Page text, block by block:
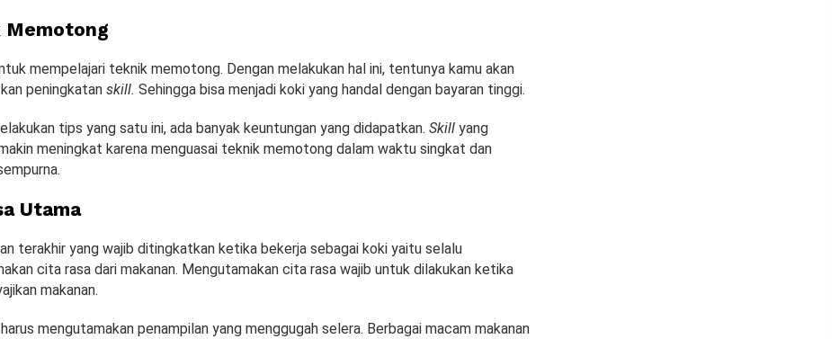
Memotong
mempelajari teknik memotong. Dengan melakukan hal ini, tentunya kamu akan
peningkatan skill. Sehingga bisa menjadi koki yang handal dengan bayaran tinggi.
tips yang satu ini, ada banyak keuntungan yang didapatkan. Skill yang
meningkat karena menguasai teknik memotong dalam waktu singkat dan
Utama
terakhir yang wajib ditingkatkan ketika bekerja sebagai koki yaitu selalu
cita rasa dari makanan. Mengutamakan cita rasa wajib untuk dilakukan ketika
makanan.
mengutamakan penampilan yang menggugah selera. Berbagai macam makanan